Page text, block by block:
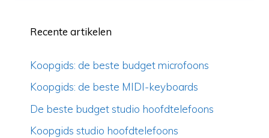
Recente artikelen
Koopgids: de beste budget microfoons
Koopgids: de beste MIDI-keyboards
De beste budget studio hoofdtelefoons
Koopgids studio hoofdtelefoons